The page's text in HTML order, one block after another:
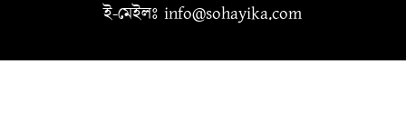
ই-মেইলঃ info@sohayika.com